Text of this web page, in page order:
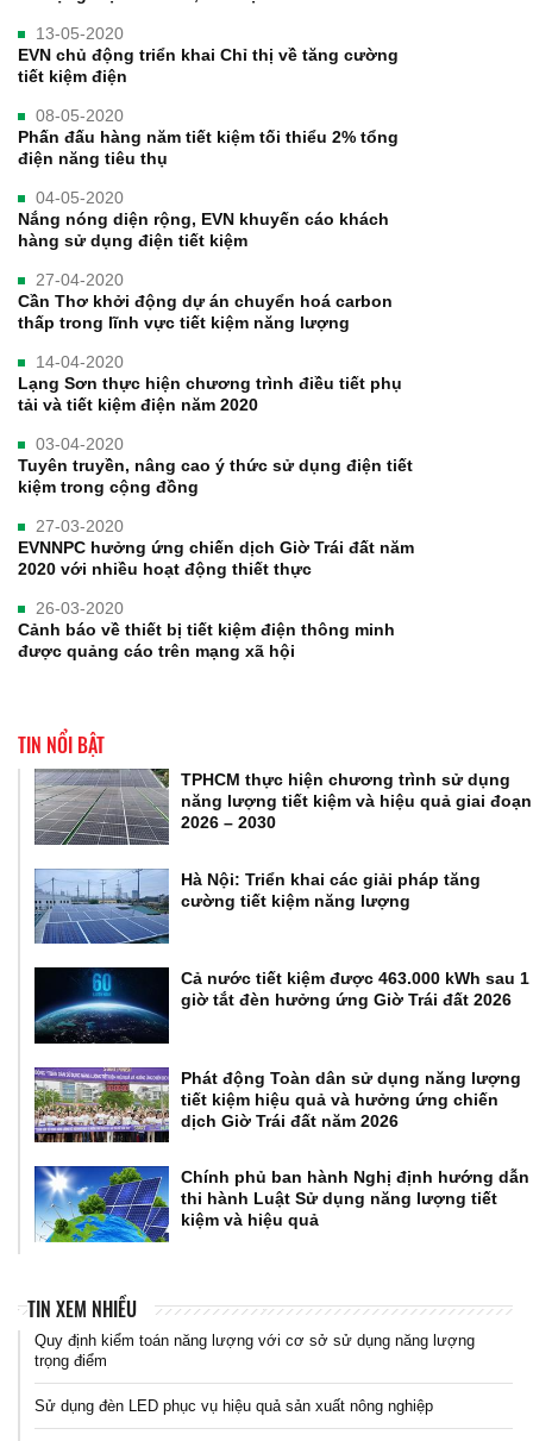
13-05-2020
EVN chủ động triển khai Chỉ thị về tăng cường
tiết kiệm điện
08-05-2020
Phấn đấu hàng năm tiết kiệm tối thiểu 2% tổng
điện năng tiêu thụ
04-05-2020
Nắng nóng diện rộng, EVN khuyến cáo khách
hàng sử dụng điện tiết kiệm
27-04-2020
Cần Thơ khởi động dự án chuyển hoá carbon
thấp trong lĩnh vực tiết kiệm năng lượng
14-04-2020
Lạng Sơn thực hiện chương trình điều tiết phụ
tải và tiết kiệm điện năm 2020
03-04-2020
Tuyên truyền, nâng cao ý thức sử dụng điện tiết
kiệm trong cộng đồng
27-03-2020
EVNNPC hưởng ứng chiến dịch Giờ Trái đất năm
2020 với nhiều hoạt động thiết thực
26-03-2020
Cảnh báo về thiết bị tiết kiệm điện thông minh
được quảng cáo trên mạng xã hội
TIN NỔI BẬT
TPHCM thực hiện chương trình sử dụng
năng lượng tiết kiệm và hiệu quả giai đoạn
2026 – 2030
Hà Nội: Triển khai các giải pháp tăng
cường tiết kiệm năng lượng
Cả nước tiết kiệm được 463.000 kWh sau 1
giờ tắt đèn hưởng ứng Giờ Trái đất 2026
Phát động Toàn dân sử dụng năng lượng
tiết kiệm hiệu quả và hưởng ứng chiến
dịch Giờ Trái đất năm 2026
Chính phủ ban hành Nghị định hướng dẫn
thi hành Luật Sử dụng năng lượng tiết
kiệm và hiệu quả
TIN XEM NHIỀU
Quy định kiểm toán năng lượng với cơ sở sử dụng năng lượng
trọng điểm
Sử dụng đèn LED phục vụ hiệu quả sản xuất nông nghiệp